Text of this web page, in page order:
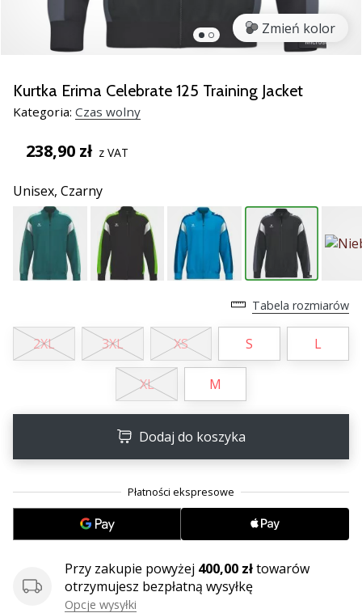
wszystkie
artykuły
Zmień kolor
Kurtka Erima Celebrate 125 Training Jacket
Kategoria: Czas wolny
238,90 zł z VAT
Unisex, Czarny
Tabela rozmiarów
2XL 3XL XS S L
XL M
Dodaj do koszyka
Przy zakupie powyżej 400,00 złtowarów
otrzymujesz bezpłatną wysyłkę
Opcje wysyłki